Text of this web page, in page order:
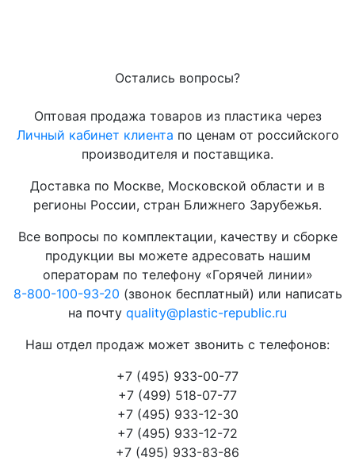
Остались вопросы?
Оптовая продажа товаров из пластика через
Личный кабинет клиента по ценам от российского
производителя и поставщика.
Доставка по Москве, Московской области и в
регионы России, стран Ближнего Зарубежья.
Все вопросы по комплектации, качеству и сборке
продукции вы можете адресовать нашим
операторам по телефону «Горячей линии»
8-800-100-93-20 (звонок бесплатный) или написать
на почту quality@plastic-republic.ru
Наш отдел продаж может звонить с телефонов:
+7 (495) 933-00-77
+7 (499) 518-07-77
+7 (495) 933-12-30
+7 (495) 933-12-72
+7 (495) 933-83-86